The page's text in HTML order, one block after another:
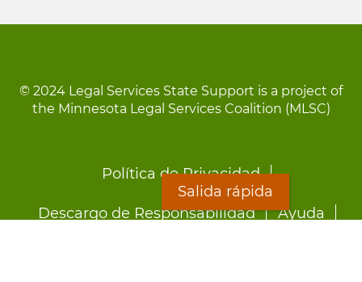
© 2024 Legal Services State Support is a project of
the Minnesota Legal Services Coalition (MLSC)
Política de Privacidad
Descargo de Responsabilidad Ayuda
Salida rápida